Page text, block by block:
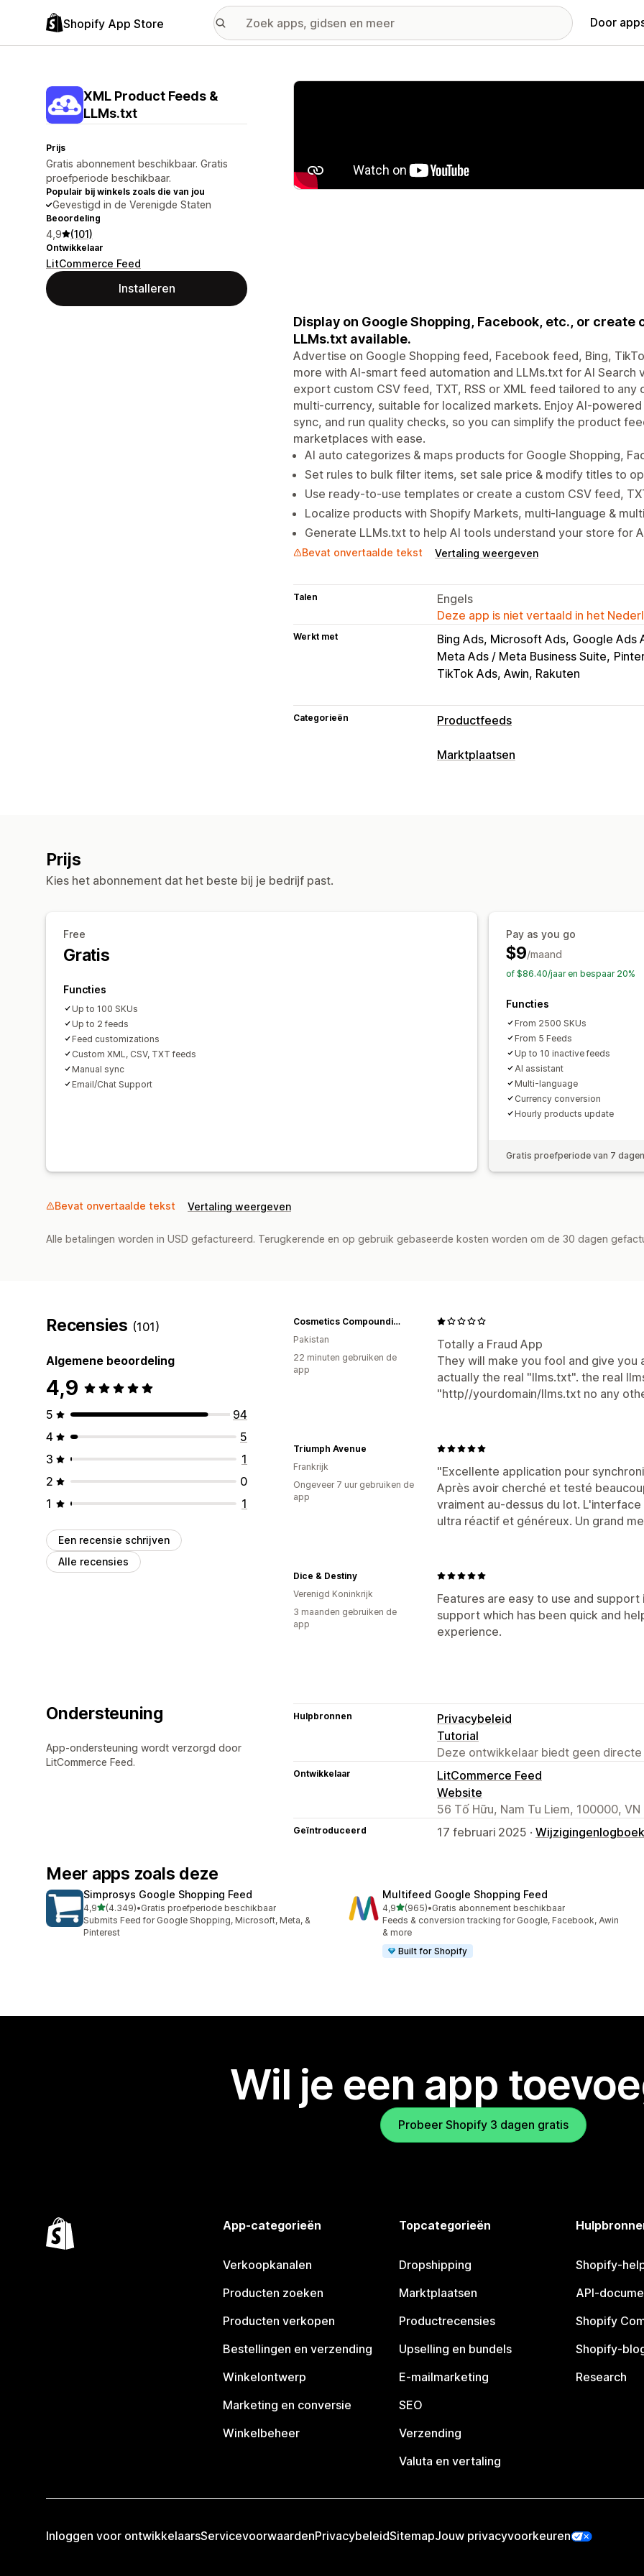
Shopify App Store Door
XML Product Feeds &
LLMs.txt
Prijs
Gratis abonnement beschikbaar. Gratis
proefperiode beschikbaar.
Populair bij winkels zoals die van jou
Gevestigd in de Verenigde Staten
Beoordeling
4,9 (101)
Ontwikkelaar
LitCommerce Feed
Installeren
Galerij met uitgelichte afbeeldingen
Display on Google Shopping, Facebook, etc., or create
LLMs.txt available.
Advertise on Google Shopping feed, Facebook feed, Bing,
more with AI-smart feed automation and LLMs.txt for AI Search
export custom CSV feed, TXT, RSS or XML feed tailored to any
multi-currency, suitable for localized markets. Enjoy AI-
sync, and run quality checks, so you can simplify the product
marketplaces with ease.
AI auto categorizes & maps products for Google Shopping,
Set rules to bulk filter items, set sale price & modify titles to
Use ready-to-use templates or create a custom CSV feed,
Localize products with Shopify Markets, multi-language &
Generate LLMs.txt to help AI tools understand your store for
Bevat onvertaalde tekst Vertaling weergeven
Talen
Engels
Deze app is niet vertaald in het
Werkt met Bing Ads, Microsoft Ads Google Ads
Meta Ads / Meta Business Suite
TikTok Ads, Awin, Rakuten
Categorieën Productfeeds
Aanpassing van feeds
Marktplaatsen
Prijs
Kies het abonnement dat het beste bij je bedrijf past.
Free
Gratis
Functies
Up to 100 SKUs
Up to 2 feeds
Feed customizations
Custom XML, CSV, TXT feeds
Manual sync
Email/Chat Support
Pay as you go
$9/maand
of $86.40/jaar en bespaar 20%
Functies
From 2500 SKUs
From 5 Feeds
Up to 10 inactive feeds
AI assistant
Multi-language
Currency conversion
Hourly products update
Gratis proefperiode van 7 dagen
Bevat onvertaalde tekst Vertaling weergeven
Alle betalingen worden in USD gefactureerd. Terugkerende en op gebruik gebaseerde kosten worden om de 30 dagen
Recensies (101)
Algemene beoordeling
4,9
5
94
4
5
3
1
2
0
1
1
Een recensie schrijven
Alle recensies
Totally a Fraud App
They will make you fool and give you
actually the real "llms.txt". the real
"http//yourdomain/llms.txt no any
Cosmetics Compounding
Pakistan
22 minuten gebruiken de
app
"Excellente application pour
Après avoir cherché et testé
vraiment au-dessus du lot.
ultra réactif et généreux. Un grand
Triumph Avenue
Frankrijk
Ongeveer 7 uur gebruiken de
app
Features are easy to use and support
support which has been quick and
experience.
Dice & Destiny
Verenigd Koninkrijk
3 maanden gebruiken de
app
Ondersteuning
App-ondersteuning wordt verzorgd door
LitCommerce Feed.
Hulpbronnen
Privacybeleid
Tutorial
Deze ontwikkelaar biedt geen
Ontwikkelaar
LitCommerce Feed
Website
56 Tố Hữu, Nam Tu Liem, 100000, VN
Geïntroduceerd 17 februari 2025 · Wijzigingenlogboek
Meer apps zoals deze
Simprosys Google Shopping Feed
4,9van 5 sterren
(4.349)
4349 recensies in totaal
•Gratis proefperiode beschikbaar
Submits Feed for Google Shopping, Microsoft, Meta, &
Pinterest
Multifeed Google Shopping Feed
4,9van 5 sterren
(965)
965 recensies in totaal
•Gratis abonnement beschikbaar
Feeds & conversion tracking for Google, Facebook, Awin
& more
Built for Shopify
Wil je een app
Probeer Shopify 3 dagen gratis
App-categorieën
Verkoopkanalen
Producten zoeken
Producten verkopen
Bestellingen en verzending
Winkelontwerp
Marketing en conversie
Winkelbeheer
Topcategorieën
Dropshipping
Marktplaatsen
Productrecensies
Upselling en bundels
E-mailmarketing
SEO
Verzending
Valuta en vertaling
Shopify-
API-
Shopify
Shopify-
Research
Inloggen voor ontwikkelaarsServicevoorwaardenPrivacybeleidSitemapJouw privacyvoorkeuren